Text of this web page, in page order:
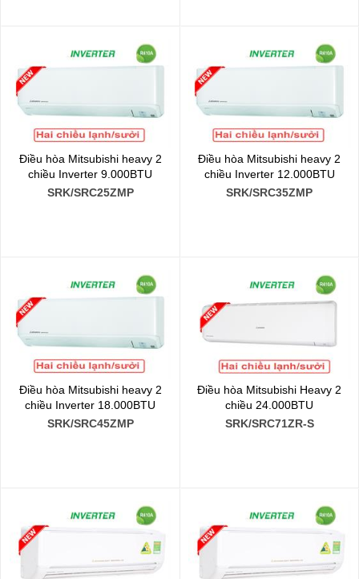
Điều hòa Mitsubishi heavy 2
chiều Inverter 9.000BTU
SRK/SRC25ZMP
Điều hòa Mitsubishi heavy 2
chiều Inverter 12.000BTU
SRK/SRC35ZMP
Điều hòa Mitsubishi heavy 2
chiều Inverter 18.000BTU
SRK/SRC45ZMP
Điều hòa Mitsubishi Heavy 2
chiều 24.000BTU
SRK/SRC71ZR-S